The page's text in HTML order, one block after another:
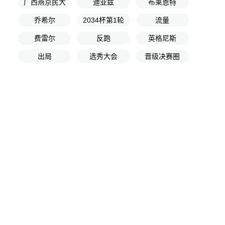
广西燕京民大 迪亚兹 布莱恩特
乔希尔 2034杯第1轮 流量
费雷尔 反跑 英格尼斯
出局 选秀大会 晋级决赛圈